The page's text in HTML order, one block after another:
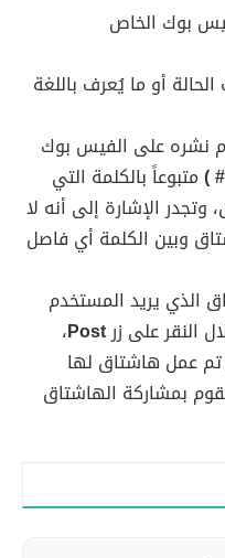
بوك الخاص
أو ما يُعرف باللغة
نشره على الفيس بوك
(متبوعاً بالكلمة التي
الإشارة إلى أنه لا
وبين الكلمة أي فاصل
الذي يريد المستخدم
النقر على زرPost،
تم عمل هاشتاق لها
بمشاركة الهاشتاق